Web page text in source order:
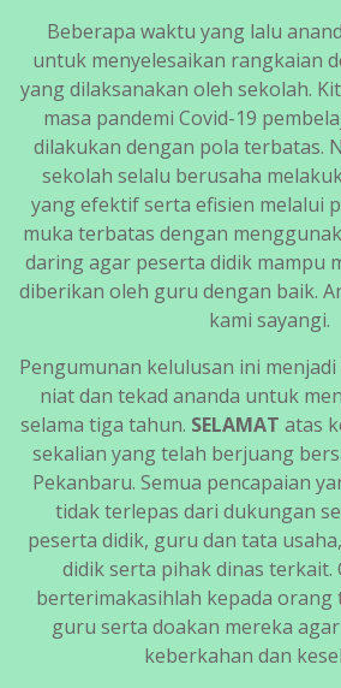
Beberapa waktu yang lalu
untuk menyelesaikan rangkaian
yang dilaksanakan oleh sekolah.
masa pandemi Covid-19
dilakukan dengan pola terbatas.
sekolah selalu berusaha
yang efektif serta efisien melalui
muka terbatas dengan
daring agar peserta didik mampu
diberikan oleh guru dengan baik.
kami sayangi.
Pengumunan kelulusan ini
niat dan tekad ananda untuk
selama tiga tahun. SELAMAT atas
sekalian yang telah berjuang
Pekanbaru. Semua pencapaian
tidak terlepas dari dukungan
peserta didik, guru dan tata
didik serta pihak dinas terkait.
berterimakasihlah kepada orang
guru serta doakan mereka
keberkahan dan